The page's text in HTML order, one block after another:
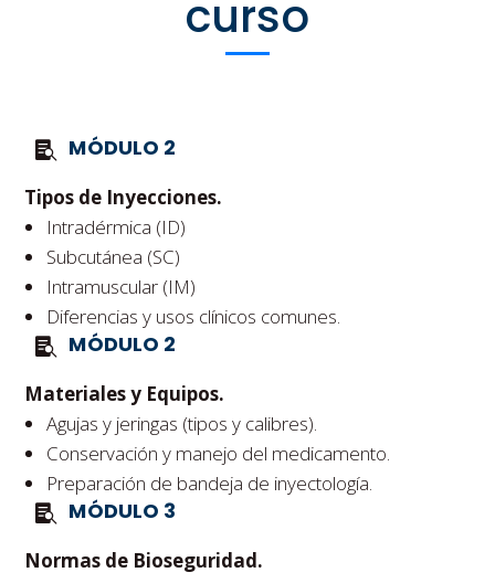
curso
MÓDULO 2
Tipos de Inyecciones.
Intradérmica (ID)
Subcutánea (SC)
Intramuscular (IM)
Diferencias y usos clínicos comunes.
MÓDULO 2
Materiales y Equipos.
Agujas y jeringas (tipos y calibres).
Conservación y manejo del medicamento.
Preparación de bandeja de inyectología.
MÓDULO 3
Normas de Bioseguridad.